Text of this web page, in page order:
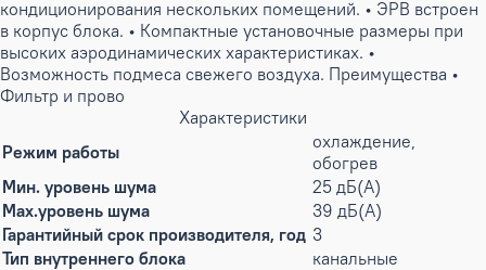
кондиционирования нескольких помещений. • ЭРВ встроен
в корпус блока. • Компактные установочные размеры при
высоких аэродинамических характеристиках. •
Возможность подмеса свежего воздуха. Преимущества •
Фильтр и прово
Характеристики
Режим работы
охлаждение,
обогрев
Мин. уровень шума
25 дБ(А)
Max.уровень шума
39 дБ(А)
Гарантийный срок производителя, год 3
Тип внутреннего блока
канальные